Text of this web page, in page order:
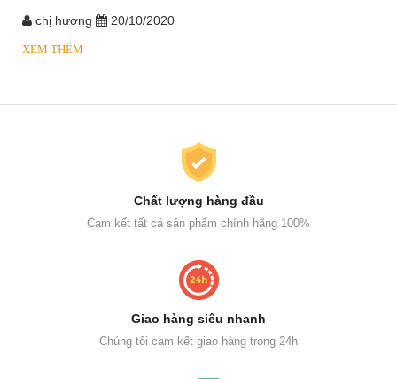
chị hương 20/10/2020
XEM THÊM
Chất lượng hàng đầu
Cam kết tất cả sản phẩm chính hãng 100%
Giao hàng siêu nhanh
Chúng tôi cam kết giao hàng trong 24h